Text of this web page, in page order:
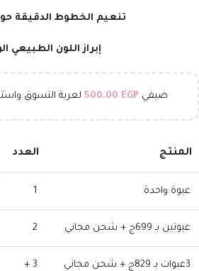
تنعيم الخطوط الدقيقة
إبراز اللون الطبيعي
ضيفي 500.00 EGP لعربة التسوق
المنتج العدد
عبوة واحدة 1
عبوتين بـ 699ج + شحن مجاني 2
3عبوات بـ 829ج + شحن مجاني 3 +